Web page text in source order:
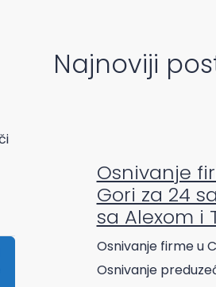
Najnoviji
Osnivanje
Gori za 24
sa Alexom i
Osnivanje firme u
Osnivanje